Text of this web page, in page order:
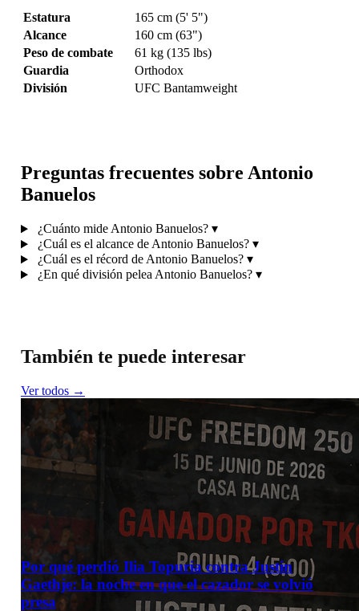
Estatura
165 cm (5' 5")
Alcance
160 cm (63")
Peso de combate
61 kg (135 lbs)
Guardia
Orthodox
División
UFC Bantamweight
Preguntas frecuentes sobre Antonio
Banuelos
¿Cuánto mide Antonio Banuelos? ▾
¿Cuál es el alcance de Antonio Banuelos? ▾
¿Cuál es el récord de Antonio Banuelos? ▾
¿En qué división pelea Antonio Banuelos? ▾
También te puede interesar
Ver todos →
Por qué perdió Ilia Topuria contra Justin
Gaethje: la noche en que el cazador se volvió
presa